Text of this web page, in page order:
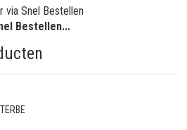
via Snel Bestellen
Bestellen...